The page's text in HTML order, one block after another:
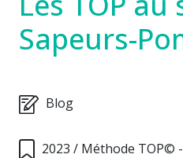
Sapeurs-
Blog
2023 / Méthode TOP©